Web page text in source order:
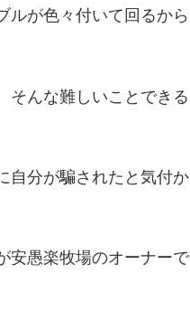
ルが色々付いて回るから
そんな難しいことできる
自分が騙されたと気付か
安愚楽牧場のオーナーで